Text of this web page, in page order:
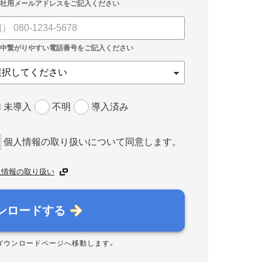
未導入 不明 導入済み
個人情報の取り扱いについて同意します。
報の取り扱い
ロードする
ウンロードページへ移動します。